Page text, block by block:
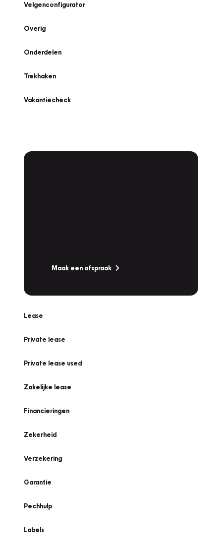
Velgenconfigurator
Overig
Onderdelen
Trekhaken
Vakantiecheck
Maak een afspraak
Lease
Private lease
Private lease used
Zakelijke lease
Financieringen
Zekerheid
Verzekering
Garantie
Pechhulp
Labels